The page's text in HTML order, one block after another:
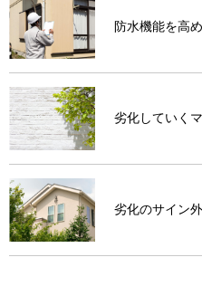
防水機能を高
劣化していく
劣化のサイン